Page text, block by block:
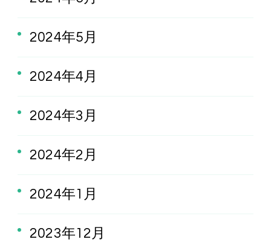
2024年5月
2024年4月
2024年3月
2024年2月
2024年1月
2023年12月